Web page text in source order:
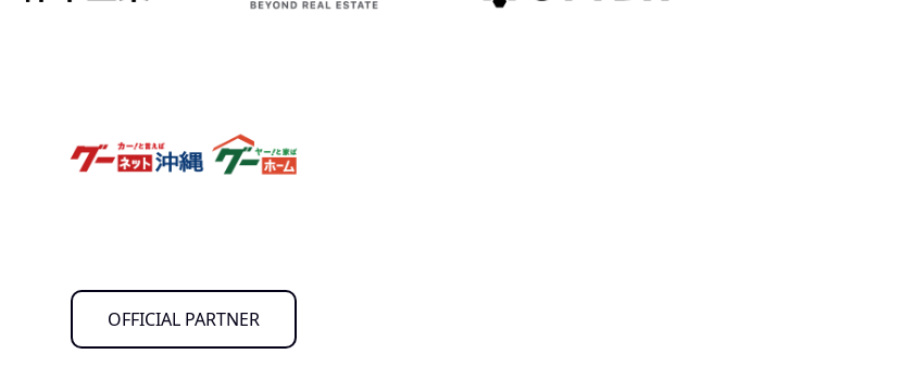
OFFICIAL PARTNER